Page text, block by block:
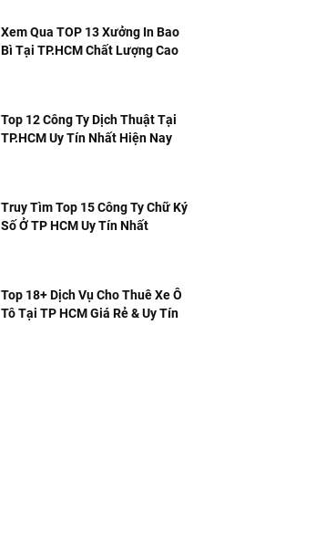
Xem Qua TOP 13 Xưởng In Bao
Bì Tại TP.HCM Chất Lượng Cao
Top 12 Công Ty Dịch Thuật Tại
TP.HCM Uy Tín Nhất Hiện Nay
Truy Tìm Top 15 Công Ty Chữ Ký
Số Ở TP HCM Uy Tín Nhất
Top 18+ Dịch Vụ Cho Thuê Xe Ô
Tô Tại TP HCM Giá Rẻ & Uy Tín